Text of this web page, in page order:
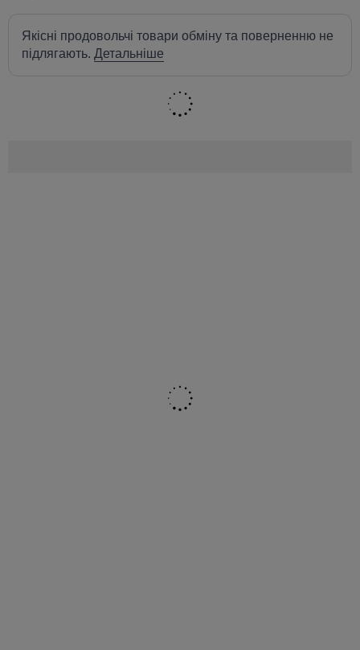
Якісні продовольчі товари обміну та поверненню не
підлягають. Детальніше